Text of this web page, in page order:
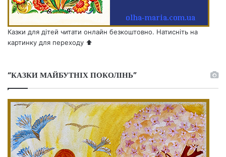
Казки для дітей читати онлайн безкоштовно. Натисніть на
картинку для переходу ⬆️
“КАЗКИ МАЙБУТНІХ ПОКОЛІНЬ”